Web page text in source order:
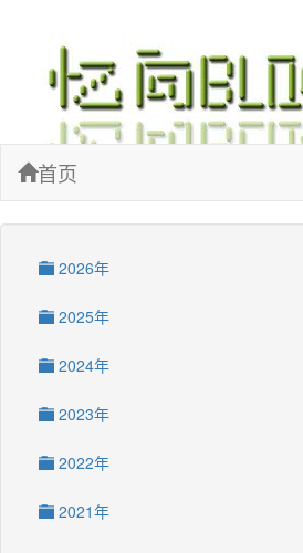
首页
2026年
2025年
2024年
2023年
2022年
2021年